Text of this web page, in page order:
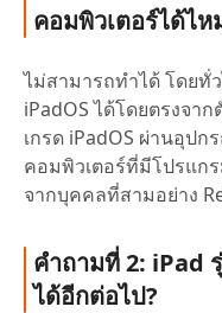
คอมพิวเตอร์ได้ไห
ไม่สามารถทำได้ โดยทั่
iPadOS ได้โดยตรงจา
เกรด iPadOS ผ่านอุป
คอมพิวเตอร์ที่มีโปรแก
จากบุคคลที่สามอย่าง
คำถามที่ 2: iPad
ได้อีกต่อไป?